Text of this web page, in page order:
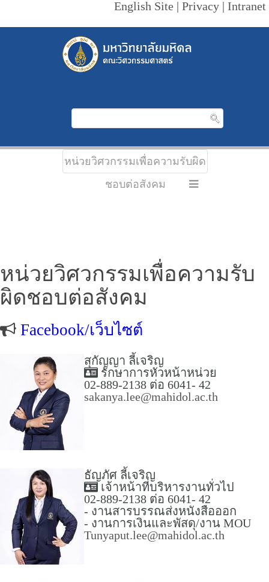
English Site | Privacy | Intranet
หน่วยวิศวกรรมเพื่อความรับผิด
ชอบต่อสังคม
หน่วยวิศวกรรมเพื่อความรับ
ผิดชอบต่อสังคม
Facebook/เว็บไซต์
สุกัญญา ลี้เจริญ
รักษาการหัวหน้าหน่วย
02-889-2138 ต่อ 6041- 42
sakanya.lee@mahidol.ac.th
ธัญภัศ ลี้เจริญ
เจ้าหน้าที่บริหารงานทั่วไป
02-889-2138 ต่อ 6041- 42
- งานสารบรรณส่งหนังสือออก
- งานการเงินและพัสดุ/งาน MOU
Tunyaput.lee@mahidol.ac.th